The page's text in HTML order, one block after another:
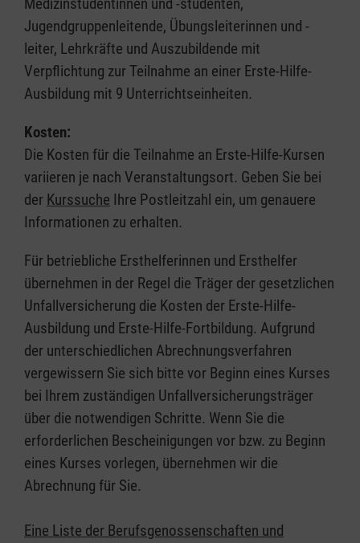
Medizinstudentinnen und -studenten,
Jugendgruppenleitende, Übungsleiterinnen und -
leiter, Lehrkräfte und Auszubildende mit
Verpflichtung zur Teilnahme an einer Erste-Hilfe-
Ausbildung mit 9 Unterrichtseinheiten.
Kosten:
Die Kosten für die Teilnahme an Erste-Hilfe-Kursen
variieren je nach Veranstaltungsort. Geben Sie bei
der Kurssuche Ihre Postleitzahl ein, um genauere
Informationen zu erhalten.
Für betriebliche Ersthelferinnen und Ersthelfer
übernehmen in der Regel die Träger der gesetzlichen
Unfallversicherung die Kosten der Erste-Hilfe-
Ausbildung und Erste-Hilfe-Fortbildung. Aufgrund
der unterschiedlichen Abrechnungsverfahren
vergewissern Sie sich bitte vor Beginn eines Kurses
bei Ihrem zuständigen Unfallversicherungsträger
über die notwendigen Schritte. Wenn Sie die
erforderlichen Bescheinigungen vor bzw. zu Beginn
eines Kurses vorlegen, übernehmen wir die
Abrechnung für Sie.
Eine Liste der Berufsgenossenschaften und